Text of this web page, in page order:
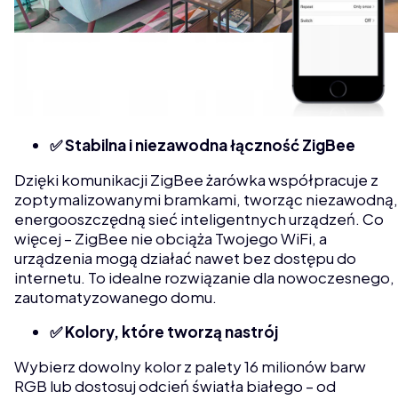
✅ Stabilna i niezawodna łączność ZigBee
Dzięki komunikacji ZigBee żarówka współpracuje z
zoptymalizowanymi bramkami, tworząc niezawodną,
energooszczędną sieć inteligentnych urządzeń. Co
więcej – ZigBee nie obciąża Twojego WiFi, a
urządzenia mogą działać nawet bez dostępu do
internetu. To idealne rozwiązanie dla nowoczesnego,
zautomatyzowanego domu.
✅ Kolory, które tworzą nastrój
Wybierz dowolny kolor z palety 16 milionów barw
RGB lub dostosuj odcień światła białego – od